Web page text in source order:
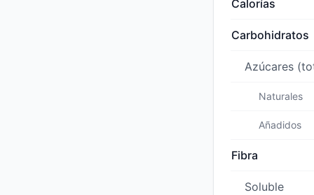
Calorías
Carbohidratos
Azúcares
Naturales
Añadidos
Fibra
Soluble